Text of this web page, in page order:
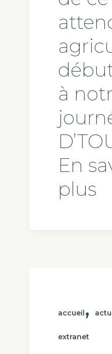
à
En
plus
accueil ,
extranet